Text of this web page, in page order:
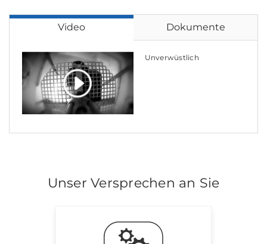
Video Dokumente
Unverwüstlich
Unser Versprechen an Sie